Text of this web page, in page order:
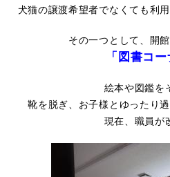
犬猫の譲渡希望者でなくても利
その一つとして、開
「図書コー
絵本や図鑑を
靴を脱ぎ、お子様とゆったり
現在、職員が